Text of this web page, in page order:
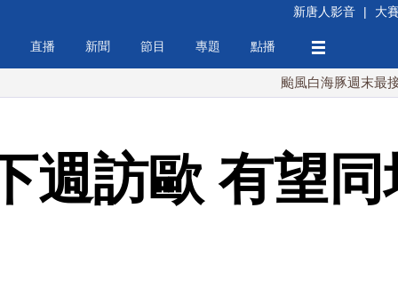
新唐人影音 | 大
直播 新聞 節目 專題 點播
颱風白海豚週末最接近台灣
週訪歐 有望